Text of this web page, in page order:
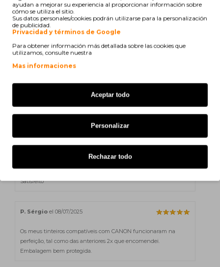
Canon Pixma IP 6300 Series
Canon Pixma IP 6310 D
Canon Pixma IP 6320 D
Canon Pixma MP 470
Satisfeito
P. Sérgio el 08/07/2025
Os meus tinteiros compatíveis com CANON funcionaram na
perfeição, tal como das anteriores 2x que encomendei.
Embalagem bem protegida.
ayudan a mejorar su experiencia al proporcionar información sobre
cómo se utiliza el sitio.
Sus datos personales/cookies podrán utilizarse para la personalización
de publicidad.
Privacidad y términos de Google
Para obtener información más detallada sobre las cookies que
utilizamos, consulte nuestra
Mas informaciones
Aceptar todo
Personalizar
Rechazar todo